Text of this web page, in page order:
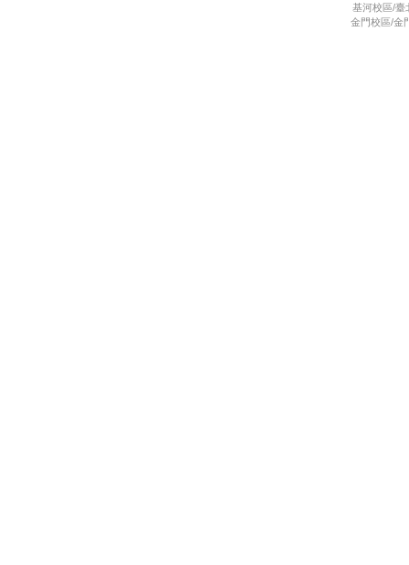
基河校區/臺
金門校區/金